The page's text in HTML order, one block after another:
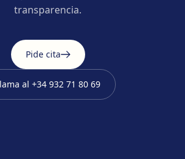
transparencia.
Pide cita
al +34 932 71 80 69